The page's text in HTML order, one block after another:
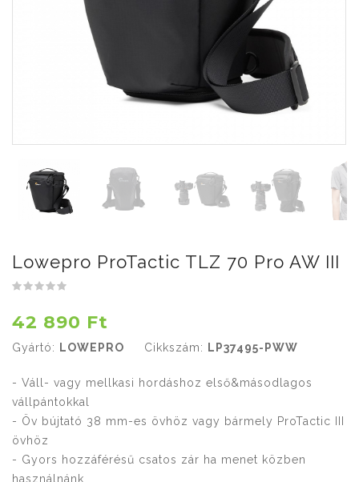
Lowepro ProTactic TLZ 70 Pro AW III
42 890 Ft
Gyártó: LOWEPRO Cikkszám: LP37495-PWW
- Váll- vagy mellkasi hordáshoz első&másodlagos
vállpántokkal
- Öv bújtató 38 mm-es övhöz vagy bármely ProTactic III
övhöz
- Gyors hozzáférésű csatos zár ha menet közben
használnánk